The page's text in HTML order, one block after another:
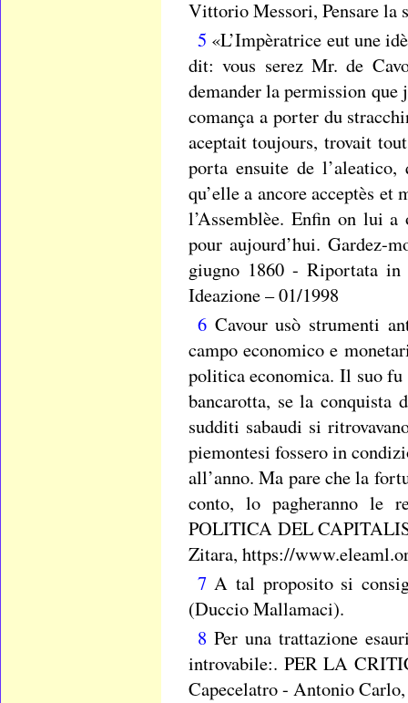
Vittorio Messori, Pensare la
5 «L’Impèratrice eut une
dit: vous serez Mr. de
demander la permission que
comança a porter du
aceptait toujours, trovait
porta ensuite de
qu’elle a ancore acceptès et
l’Assemblèe. Enfin on lui a
pour aujourd’hui. Gardez-
giugno 1860 - Riportata
Ideazione – 01/1998
6Cavour usò strumenti
campo economico e
politica economica. Il suo
bancarotta, se la
sudditi sabaudi si
piemontesi fossero in
all’anno. Ma pare che la
conto, lo pagheranno le
POLITICA DEL
Zitara, https://
7 A tal proposito si
(Duccio Mallamaci).
8 Per una trattazione
introvabile:. PER LA
Capecelatro - Antonio